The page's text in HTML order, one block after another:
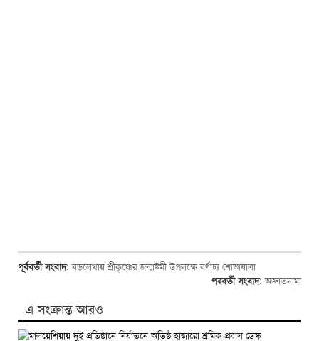
পূর্ববর্তী সংবাদ:বড়লেখায় শ্রীকৃষ্ণের জন্মাষ্টমী উপলক্ষে বর্ণাঢ্য শোভাযাত্রা
পরবর্তী সংবাদ:অজ্ঞাতনামা
এ সংক্রান্ত আরও